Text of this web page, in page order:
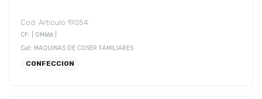
Cod. Artículo 19054
CF: | OM666 |
Cat: MAQUINAS DE COSER FAMILIARES
CONFECCION